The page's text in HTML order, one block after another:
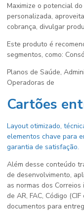
Maximize o potencial
personalizada,
cobrança, divulgar
Este produto é
segmentos, como:
Planos de Saúde,
Operadoras de
Cartões
Layout otimizado,
elementos chave para
garantia de satisfação.
Além desse conteúdo
de desenvolvimento,
as normas dos
de AR, FAC, Código
documentos para